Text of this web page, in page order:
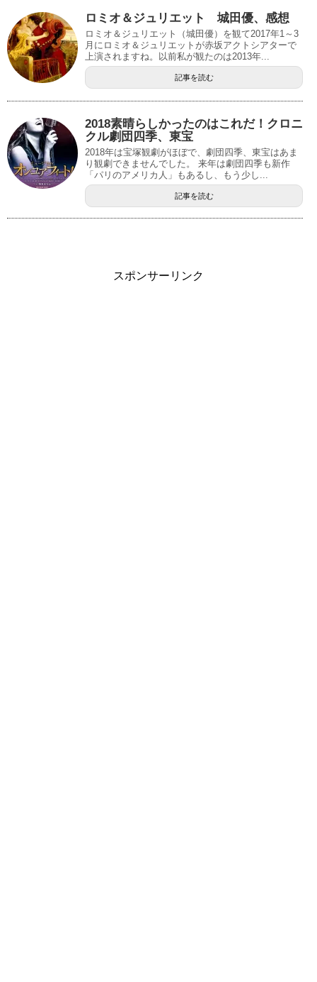
ロミオ＆ジュリエット 城田優、感想
ロミオ＆ジュリエット（城田優）を観て2017年1～3
月にロミオ＆ジュリエットが赤坂アクトシアターで
上演されますね。以前私が観たのは2013年...
記事を読む
2018素晴らしかったのはこれだ！クロニ
クル劇団四季、東宝
2018年は宝塚観劇がほぼで、劇団四季、東宝はあま
り観劇できませんでした。 来年は劇団四季も新作
「パリのアメリカ人」もあるし、もう少し...
記事を読む
スポンサーリンク